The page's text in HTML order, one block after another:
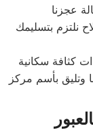
عجزنا
نلتزم بتسليمك
كثافة سكانية
وتليق بأسم مركز